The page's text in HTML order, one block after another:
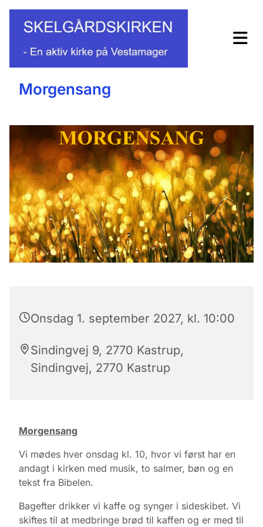
Morgensang
Onsdag 1. september 2027, kl. 10:00
Sindingvej 9, 2770 Kastrup,
Sindingvej, 2770 Kastrup
Morgensang
Vi mødes hver onsdag kl. 10, hvor vi først har en
andagt i kirken med musik, to salmer, bøn og en
tekst fra Bibelen.
Bagefter drikker vi kaffe og synger i sideskibet. Vi
skiftes til at medbringe brød til kaffen og er med til